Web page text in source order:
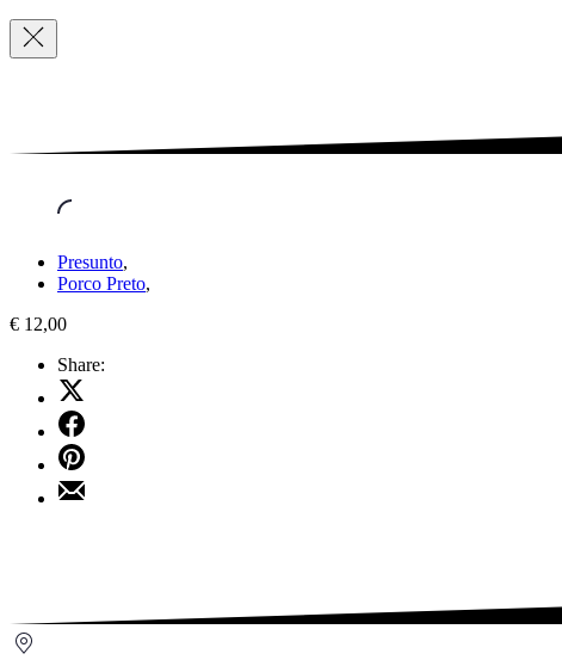
Navigation
Presunto,
Porco Preto,
€ 12,00
Share: